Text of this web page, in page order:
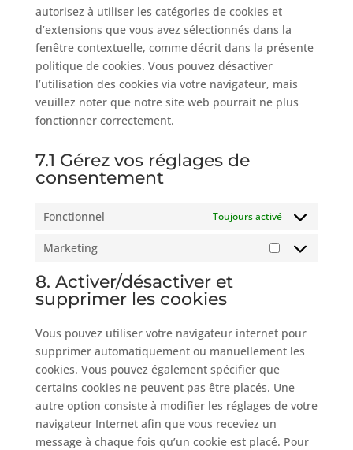
autorisez à utiliser les catégories de cookies et
d’extensions que vous avez sélectionnés dans la
fenêtre contextuelle, comme décrit dans la présente
politique de cookies. Vous pouvez désactiver
l’utilisation des cookies via votre navigateur, mais
veuillez noter que notre site web pourrait ne plus
fonctionner correctement.
7.1 Gérez vos réglages de
consentement
Fonctionnel Toujours activé
Marketing
Marketing
8. Activer/désactiver et
supprimer les cookies
Vous pouvez utiliser votre navigateur internet pour
supprimer automatiquement ou manuellement les
cookies. Vous pouvez également spécifier que
certains cookies ne peuvent pas être placés. Une
autre option consiste à modifier les réglages de votre
navigateur Internet afin que vous receviez un
message à chaque fois qu’un cookie est placé. Pour